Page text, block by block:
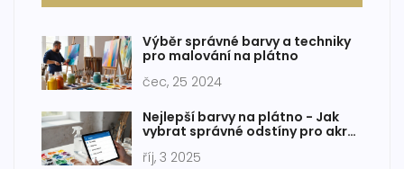
Výběr správné barvy a techniky
pro malování na plátno
čec, 25 2024
Nejlepší barvy na plátno - Jak
vybrat správné odstíny pro akryl
říj, 3 2025